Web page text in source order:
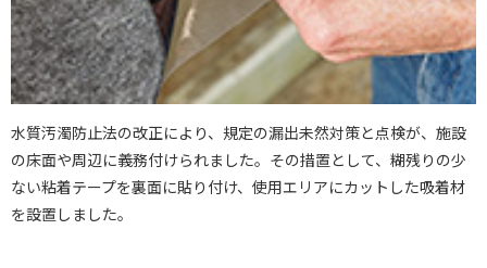
水質汚濁防止法の改正により、規定の漏出未然対策と点検が、施設
の床面や周辺に義務付けられました。その措置として、糊残りの少
ない粘着テープを裏面に貼り付け、使用エリアにカットした吸着材
を設置しました。